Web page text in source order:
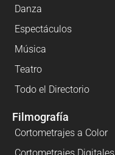
Danza
Espectáculos
Música
Teatro
Todo el Directorio
Filmografía
Cortometrajes a Color